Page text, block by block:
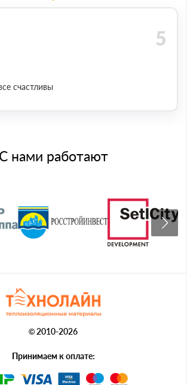
счастливы
С нами работают
© 2010-2026
Принимаем к оплате: